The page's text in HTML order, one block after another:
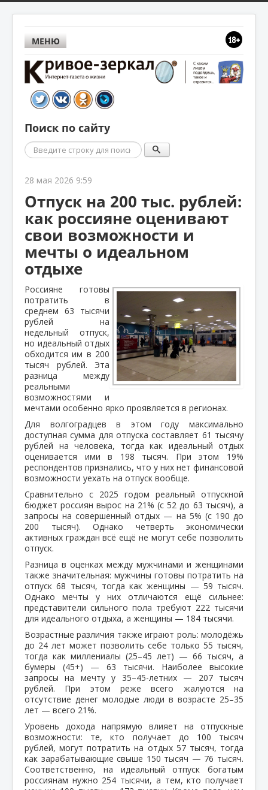
МЕНЮ
Поиск по сайту
Поиск
28 мая 2026 9:59
Отпуск на 200 тыс. рублей:
как россияне оценивают
свои возможности и
мечты о идеальном
отдыхе
Россияне готовы
потратить в
среднем 63 тысячи
рублей на
недельный отпуск,
но идеальный отдых
обходится им в 200
тысяч рублей. Эта
разница между
реальными
возможностями и
мечтами особенно ярко проявляется в регионах.
Для волгоградцев в этом году максимально
доступная сумма для отпуска составляет 61 тысячу
рублей на человека, тогда как идеальный отдых
оценивается ими в 198 тысяч. При этом 19%
респондентов признались, что у них нет финансовой
возможности уехать на отпуск вообще.
Сравнительно с 2025 годом реальный отпускной
бюджет россиян вырос на 21% (с 52 до 63 тысяч), а
запросы на совершенный отдых — на 5% (с 190 до
200 тысяч). Однако четверть экономически
активных граждан всё ещё не могут себе позволить
отпуск.
Разница в оценках между мужчинами и женщинами
также значительная: мужчины готовы потратить на
отпуск 68 тысяч, тогда как женщины — 59 тысяч.
Однако мечты у них отличаются ещё сильнее:
представители сильного пола требуют 222 тысячи
для идеального отдыха, а женщины — 184 тысячи.
Возрастные различия также играют роль: молодёжь
до 24 лет может позволить себе только 55 тысяч,
тогда как миллениалы (25–45 лет) — 66 тысяч, а
бумеры (45+) — 63 тысячи. Наиболее высокие
запросы на мечту у 35–45-летних — 207 тысяч
рублей. При этом реже всего жалуются на
отсутствие денег молодые люди в возрасте 25–35
лет — всего 21%.
Уровень дохода напрямую влияет на отпускные
возможности: те, кто получает до 100 тысяч
рублей, могут потратить на отдых 57 тысяч, тогда
как зарабатывающие свыше 150 тысяч — 76 тысяч.
Соответственно, на идеальный отпуск богатым
россиянам нужно 254 тысячи, а тем, кто получает